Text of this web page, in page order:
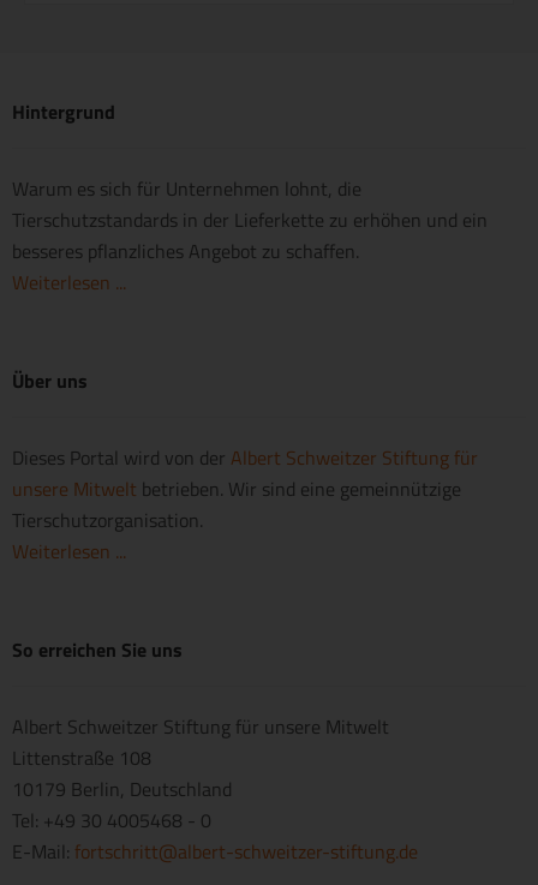
Hintergrund
Warum es sich für Unternehmen lohnt, die
Tierschutzstandards in der Lieferkette zu erhöhen und ein
besseres pflanzliches Angebot zu schaffen.
Weiterlesen ...
Über uns
Dieses Portal wird von der Albert Schweitzer Stiftung für
unsere Mitwelt betrieben. Wir sind eine gemeinnützige
Tierschutzorganisation.
Weiterlesen ...
So erreichen Sie uns
Albert Schweitzer Stiftung für unsere Mitwelt
Littenstraße 108
10179 Berlin, Deutschland
Tel: +49 30 4005468 - 0
E-Mail: fortschritt@albert-schweitzer-stiftung.de